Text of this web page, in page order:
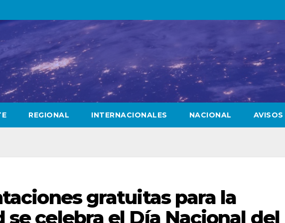
REGIONAL INTERNACIONALES NACIONAL
gratuitas para la
celebra el Día Nacional del